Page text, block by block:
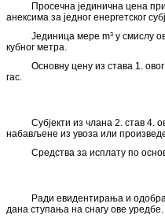
Просечна јединична цена
анексима за једног енергетског
Јединица мере m³ у смислу
кубног метра.
Основну цену из става 1.
гас.
Субјекти из члана 2. став 4.
набављене из увоза или
Средства за исплату по
Ради евидентирања и
дана ступања на снагу ове уредбе.